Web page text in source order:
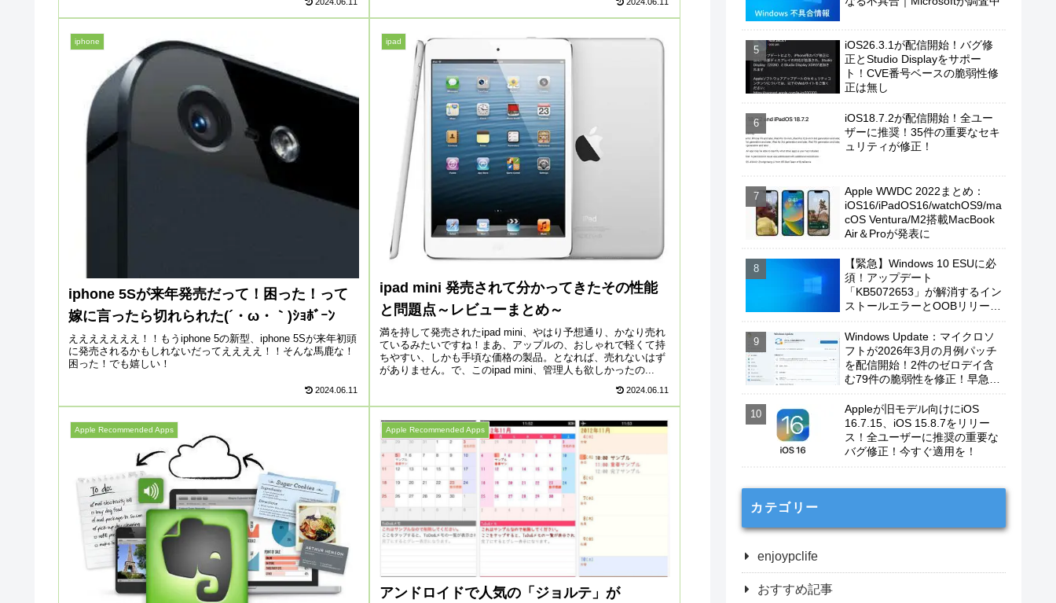
iphone
iphone 5Sが来年発売だって！困った！って
嫁に言ったら切れられた(´・ω・｀)ｼｮﾎﾞｰﾝ
えええええええ！！もうiphone 5の新型、iphone 5Sが来年初頭
に発売されるかもしれないだってええええ！！そんな馬鹿な！
困った！でも嬉しい！
2024.06.11
ipad
ipad mini 発売されて分かってきたその性能
と問題点～レビューまとめ～
満を持して発売されたipad mini、やはり予想通り、かなり売れ
ているみたいですね！まあ、アップルの、おしゃれで軽くて持
ちやすい、しかも手頃な価格の製品。となれば、売れないはず
がありません。で、このipad mini、管理人も欲しかったの...
2024.06.11
Apple Recommended Apps Apple Recommended Apps
アンドロイドで人気の「ジョルテ」が
iOS26.3.1が配信開始！バグ修
正とStudio Displayをサポー
ト！CVE番号ベースの脆弱性修
正は無し
iOS18.7.2が配信開始！全ユー
ザーに推奨！35件の重要なセキ
ュリティが修正！
Apple WWDC 2022まとめ：
iOS16/iPadOS16/watchOS9/ma
cOS Ventura/M2搭載MacBook
Air＆Proが発表に
【緊急】Windows 10 ESUに必
須！アップデート
「KB5072653」が解消するイン
ストールエラーとOOBリリース
Windows Update：マイクロソ
フトが2026年3月の月例パッチ
を配信開始！2件のゼロデイ含
む79件の脆弱性を修正！早急に
Appleが旧モデル向けにiOS
16.7.15、iOS 15.8.7をリリー
ス！全ユーザーに推奨の重要な
バグ修正！今すぐ適用を！
カテゴリー
enjoypclife
おすすめ記事